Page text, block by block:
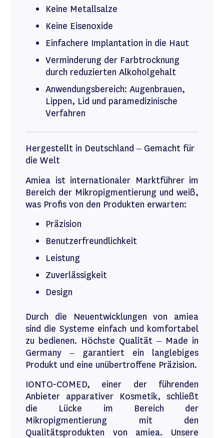
Keine Metallsalze
Keine Eisenoxide
Einfachere Implantation in die Haut
Verminderung der Farbtrocknung
durch reduzierten Alkoholgehalt
Anwendungsbereich: Augenbrauen,
Lippen, Lid und paramedizinische
Verfahren
Hergestellt in Deutschland – Gemacht für
die Welt
Amiea ist internationaler Marktführer im
Bereich der Mikropigmentierung und weiß,
was Profis von den Produkten erwarten:
Präzision
Benutzerfreundlichkeit
Leistung
Zuverlässigkeit
Design
Durch die Neuentwicklungen von amiea
sind die Systeme einfach und komfortabel
zu bedienen. Höchste Qualität – Made in
Germany – garantiert ein langlebiges
Produkt und eine unübertroffene Präzision.
IONTO-COMED, einer der führenden
Anbieter apparativer Kosmetik, schließt
die Lücke im Bereich der
Mikropigmentierung mit den
Qualitätsprodukten von amiea. Unsere